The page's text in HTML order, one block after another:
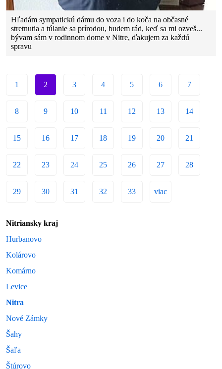
Hľadám sympatickú dámu do voza i do koča na občasné
stretnutia a túlanie sa prírodou, budem rád, keď sa mi ozveš...
bývam sám v rodinnom dome v Nitre, ďakujem za každú
spravu
1 2 3 4 5 6 7
8 9 10 11 12 13 14
15 16 17 18 19 20 21
22 23 24 25 26 27 28
29 30 31 32 33 viac
Nitriansky kraj
Hurbanovo
Kolárovo
Komárno
Levice
Nitra
Nové Zámky
Šahy
Šaľa
Štúrovo